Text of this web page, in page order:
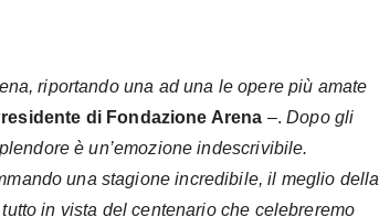
riportando una ad una le opere più amate
di Fondazione Arena –.Dopo gli
è un’emozione indescrivibile.
una stagione incredibile, il meglio della
in vista del centenario che celebreremo